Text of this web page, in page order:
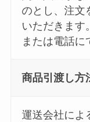
のとし、注文
いただきます
または電話に
商品引渡し方
運送会社によ